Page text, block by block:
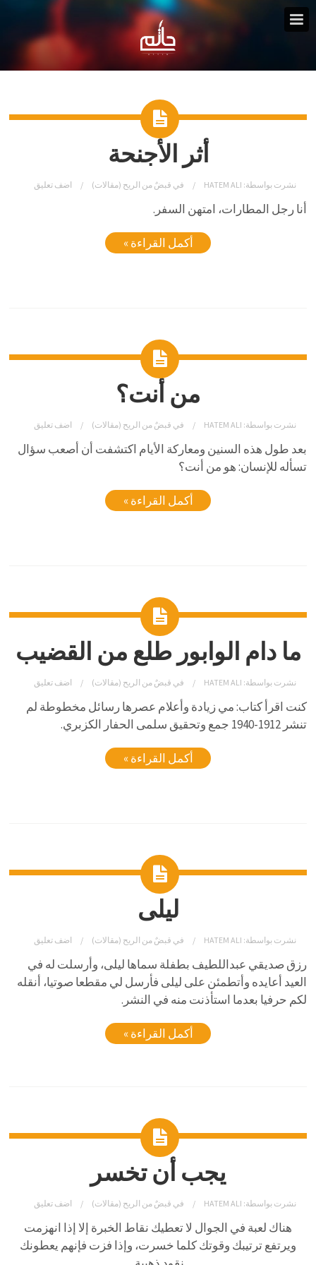
أثر الأجنحة
نشرت بواسطة: HATEM ALI في قبضٌ من الريح (مقالات) اضف تعليق
أنا رجل المطارات، امتهن السفر.
أكمل القراءة »
من أنت؟
نشرت بواسطة: HATEM ALI في قبضٌ من الريح (مقالات) اضف تعليق
بعد طول هذه السنين ومعاركة الأيام اكتشفت أن أصعب سؤال
تسأله للإنسان: هو من أنت؟
أكمل القراءة »
ما دام الوابور طلع من القضيب
نشرت بواسطة: HATEM ALI في قبضٌ من الريح (مقالات) اضف تعليق
كنت اقرأ كتاب: مي زيادة وأعلام عصرها رسائل مخطوطة لم
تنشر 1912-1940 جمع وتحقيق سلمى الحفار الكزبري.
أكمل القراءة »
ليلى
نشرت بواسطة: HATEM ALI في قبضٌ من الريح (مقالات) اضف تعليق
رزق صديقي عبداللطيف بطفلة سماها ليلى، وأرسلت له في
العيد أعايده وأتطمئن على ليلى فأرسل لي مقطعا صوتيا، أنقله
لكم حرفيا بعدما استأذنت منه في النشر.
أكمل القراءة »
يجب أن تخسر
نشرت بواسطة: HATEM ALI في قبضٌ من الريح (مقالات) اضف تعليق
هناك لعبة في الجوال لا تعطيك نقاط الخبرة إلا إذا انهزمت
ويرتفع ترتيبك وقوتك كلما خسرت، وإذا فزت فإنهم يعطونك